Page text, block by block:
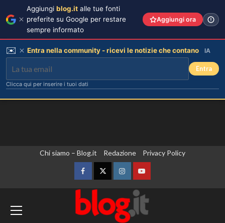
Chi siamo – Blog.it Redazione Privacy Policy
FacebookTwitterInstagramYouTube
Aggiungi blog.it alle tue fonti
preferite su Google per restare
sempre informato
Aggiungi ora
✉️ Entra nella community - ricevi le notizie che contano IA
Entra
Clicca qui per inserire i tuoi dati